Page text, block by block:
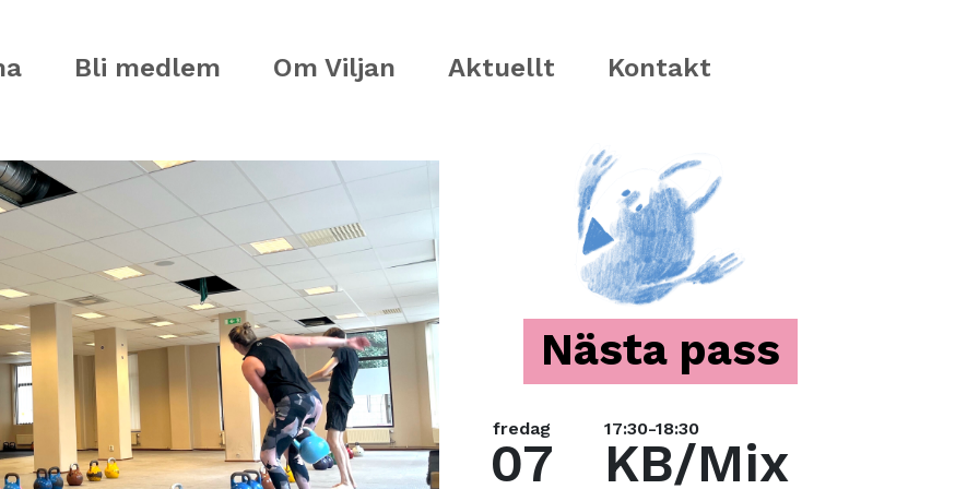
Bli medlem Om Viljan Aktuellt Kontakt
Nästa pass
fredag
07
17:30-18:30
KB/Mix